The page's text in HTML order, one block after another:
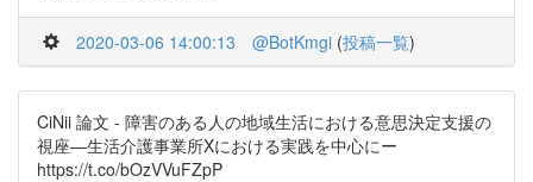
2020-03-06 14:00:13 @BotKmgi (投稿一覧)
CiNii 論文 - 障害のある人の地域生活における意思決定支援の
視座―生活介護事業所Xにおける実践を中心にー
https://t.co/bOzVVuFZpP